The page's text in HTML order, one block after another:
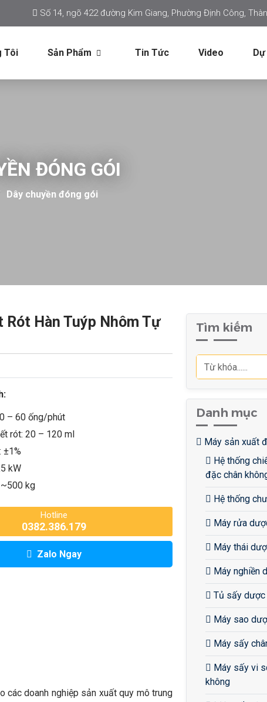
Số 14, ngõ 422 đường Kim Giang, Phường Định Công,
Tôi Sản Phẩm Tin Tức Video
ĐÓNG GÓI
Dây chuyền đóng gói
Rót Hàn Tuýp Nhôm Tự
– 60 ống/phút
rót: 20 – 120 ml
±1%
kW
kg
Hotline
0382.386.179
Zalo Ngay
các doanh nghiệp sản xuất quy mô trung
Tìm kiếm
Danh mục
Máy sản xuất
Hệ thống
đặc chân
Hệ thống
Máy rửa
Máy thái
Máy nghiền
Tủ sấy dược
Máy sao
Máy sấy
Máy sấy vi
không